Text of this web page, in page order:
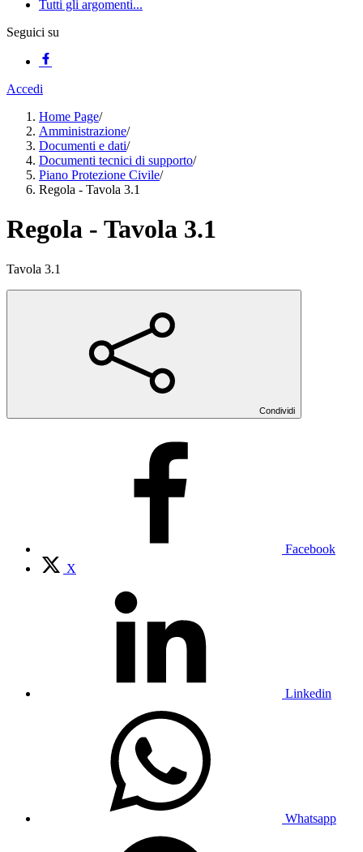
Tutti gli argomenti...
Seguici su
Accedi
Home Page/
Amministrazione/
Documenti e dati/
Documenti tecnici di supporto/
Piano Protezione Civile/
Regola - Tavola 3.1
Regola - Tavola 3.1
Tavola 3.1
Condividi
Facebook
X
Linkedin
Whatsapp